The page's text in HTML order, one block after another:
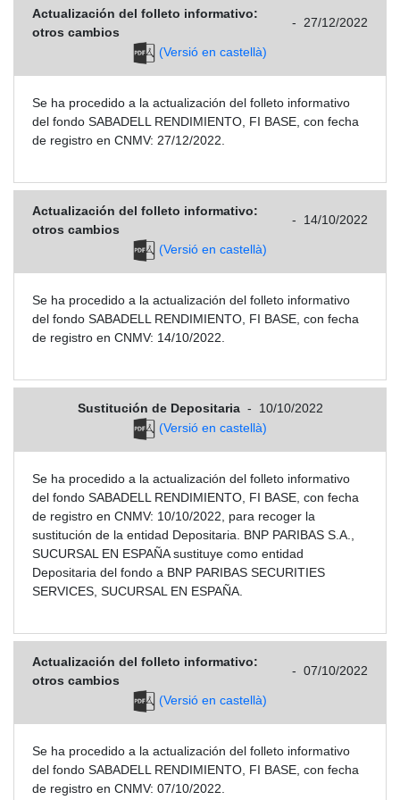
Actualización del folleto informativo:
otros cambios
- 27/12/2022
(Versió en castellà)
Se ha procedido a la actualización del folleto informativo
del fondo SABADELL RENDIMIENTO, FI BASE, con fecha
de registro en CNMV: 27/12/2022.
Actualización del folleto informativo:
otros cambios
- 14/10/2022
(Versió en castellà)
Se ha procedido a la actualización del folleto informativo
del fondo SABADELL RENDIMIENTO, FI BASE, con fecha
de registro en CNMV: 14/10/2022.
Sustitución de Depositaria -
10/10/2022
(Versió en castellà)
Se ha procedido a la actualización del folleto informativo
del fondo SABADELL RENDIMIENTO, FI BASE, con fecha
de registro en CNMV: 10/10/2022, para recoger la
sustitución de la entidad Depositaria. BNP PARIBAS S.A.,
SUCURSAL EN ESPAÑA sustituye como entidad
Depositaria del fondo a BNP PARIBAS SECURITIES
SERVICES, SUCURSAL EN ESPAÑA.
Actualización del folleto informativo:
otros cambios
- 07/10/2022
(Versió en castellà)
Se ha procedido a la actualización del folleto informativo
del fondo SABADELL RENDIMIENTO, FI BASE, con fecha
de registro en CNMV: 07/10/2022.